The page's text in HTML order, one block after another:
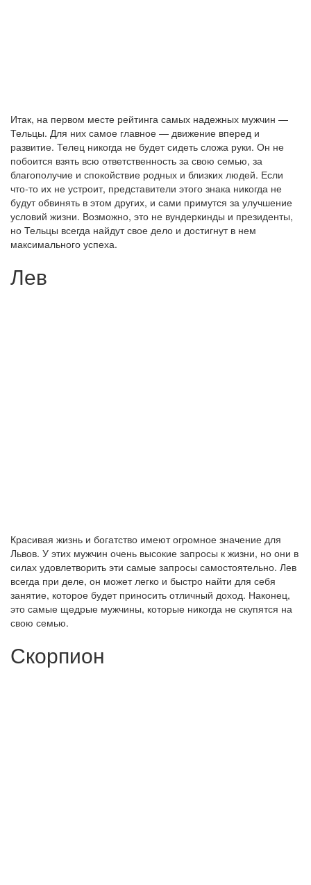
Итак, на первом месте рейтинга самых надежных мужчин —
Тельцы. Для них самое главное — движение вперед и
развитие. Телец никогда не будет сидеть сложа руки. Он не
побоится взять всю ответственность за свою семью, за
благополучие и спокойствие родных и близких людей. Если
что-то их не устроит, представители этого знака никогда не
будут обвинять в этом других, и сами примутся за улучшение
условий жизни. Возможно, это не вундеркинды и президенты,
но Тельцы всегда найдут свое дело и достигнут в нем
максимального успеха.
Лев
Красивая жизнь и богатство имеют огромное значение для
Львов. У этих мужчин очень высокие запросы к жизни, но они в
силах удовлетворить эти самые запросы самостоятельно. Лев
всегда при деле, он может легко и быстро найти для себя
занятие, которое будет приносить отличный доход. Наконец,
это самые щедрые мужчины, которые никогда не скупятся на
свою семью.
Скорпион